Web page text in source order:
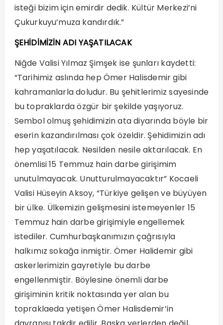
isteği bizim için emirdir dedik. Kültür Merkezi’ni
Çukurkuyu’muza kandırdık.”
ŞEHİDİMİZİN ADI YAŞATILACAK
Niğde Valisi Yılmaz Şimşek ise şunları kaydetti:
“Tarihimiz aslında hep Ömer Halisdemir gibi
kahramanlarla doludur. Bu şehitlerimiz sayesinde
bu topraklarda özgür bir şekilde yaşıyoruz.
Sembol olmuş şehidimizin ata diyarında böyle bir
eserin kazandırılması çok özeldir. Şehidimizin adı
hep yaşatılacak. Nesilden nesile aktarılacak. En
önemlisi 15 Temmuz hain darbe girişimim
unutulmayacak. Unutturulmayacaktır” Kocaeli
Valisi Hüseyin Aksoy, “Türkiye gelişen ve büyüyen
bir ülke. Ülkemizin gelişmesini istemeyenler 15
Temmuz hain darbe girişimiyle engellemek
istediler. Cumhurbaşkanımızın çağrısıyla
halkımız sokağa inmiştir. Ömer Halidemir gibi
askerlerimizin gayretiyle bu darbe
engellenmiştir. Böylesine önemli darbe
girişiminin kritik noktasında yer alan bu
topraklaeda yetişen Ömer Halisdemir’in